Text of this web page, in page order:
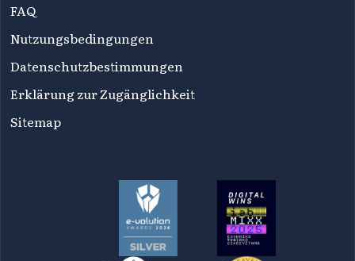
FAQ
Nutzungsbedingungen
Datenschutzbestimmungen
Erklärung zur Zugänglichkeit
Sitemap